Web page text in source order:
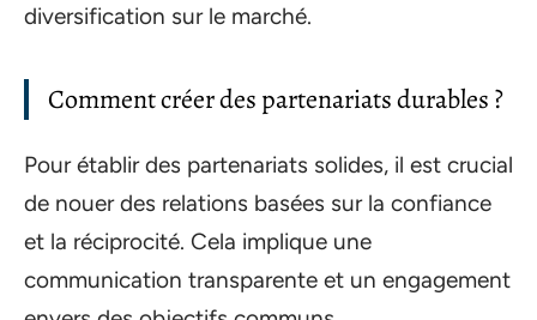
diversification sur le marché.
Comment créer des partenariats durables ?
Pour établir des partenariats solides, il est crucial
de nouer des relations basées sur la confiance
et la réciprocité. Cela implique une
communication transparente et un engagement